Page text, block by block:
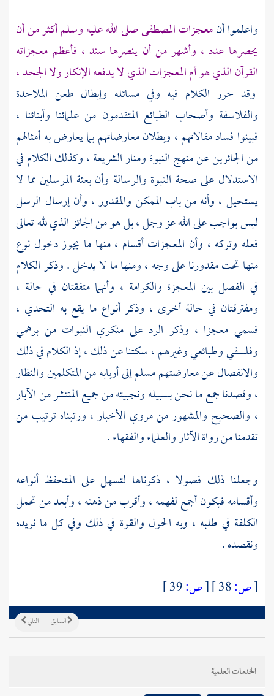
واعلموا أنمعجزات المصطفى صلى الله عليه وسلم أكثر من أن
يحصرها عدد ، وأشهر من أن ينصرها سند ، فأعظم معجزاته
القرآن الذي هو أم المعجزات الذي لا يدفعه الإنكار ولا الجحد ،
وقد حرر الكلام فيه وفي مسائله وإبطال طعن الملاحدة
والفلاسفة وأصحاب الطبائع المتقدمون من علمائنا وأبنائنا ،
فبينوا فساد مقالاتهم ، وبطلان معارضاتهم بما يعارض به أمثالهم
من الجائرين عن منهج النبوة ومنار الشريعة ، وكذلك الكلام في
الاستدلال على صحة النبوة والرسالة وأن بعثة المرسلين مما لا
يستحيل ، وأنه من باب الممكن والمقدور ، وأن إرسال الرسل
ليس بواجب على الله عز وجل ، بل هو من الجائز الذي لله تعالى
فعله وتركه ، وأن المعجزات أقسام ، منها ما يجوز دخول نوع
منها تحت مقدورنا على وجه ، ومنها ما لا يدخل . وذكر الكلام
في الفصل بين المعجزة والكرامة ، وأنهما متفقتان في حالة ،
ومفترقتان في حالة أخرى ، وذكر أنواع ما يقع به التحدي ،
فسمي معجزا ، وذكر الرد على منكري النبوات من برهمي
وفلسفي وطبائعي وغيرهم ، سكتنا عن ذلك ، إذ الكلام في ذلك
والانفصال عن معارضتهم مسلم إلى أربابه من المتكلمين والنظار
، وقصدنا جمع ما نحن بسبيله ونجبيته من جميع المنتشر من الآبار
، والصحيح والمشهور من مروي الأخبار ، ورتبناه ترتيب من
تقدمنا من رواة الآثار والعلماء والفقهاء .
وجعلنا ذلك فصولا ، ذكرناها لتسهل على المتحفظ أنواعه
وأقسامه فيكون أجمع لفهمه ، وأقرب من ذهنه ، وأبعد من تحمل
الكلفة في طلبه ، وبه الحول والقوة في ذلك وفي كل ما نريده
ونقصده .
[ص: [ص:
التالي السابق
الخدمات العلمية